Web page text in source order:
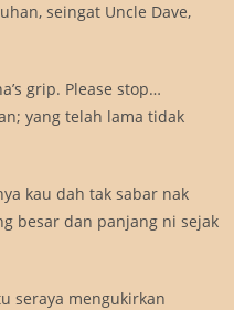
seingat Uncle Dave,
grip. Please stop…
yang telah lama tidak
kau dah tak sabar nak
besar dan panjang ni sejak
seraya mengukirkan